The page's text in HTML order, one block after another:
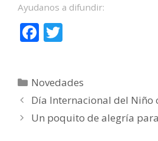
Ayudanos a difundir:
F
b
o
o
er
Categorías
Novedades
Día Internacional del Niño
Un poquito de alegría